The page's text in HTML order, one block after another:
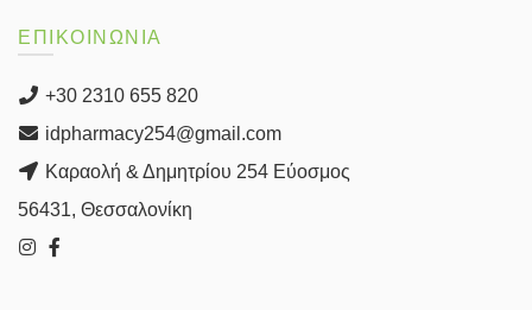
ΕΠΙΚΟΙΝΩΝΙΑ
+30 2310 655 820
idpharmacy254@gmail.com
Καραολή & Δημητρίου 254 Εύοσμος
56431, Θεσσαλονίκη